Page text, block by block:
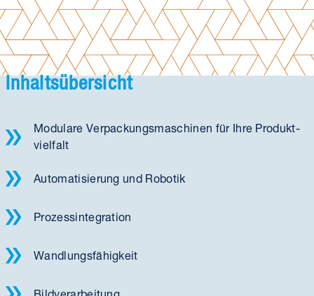
Inhaltsübersicht
Modulare Verpackungs­maschinen für Ihre Produkt­
vielfalt
Automatisierung und Robotik
Prozessintegration
Wandlungsfähigkeit